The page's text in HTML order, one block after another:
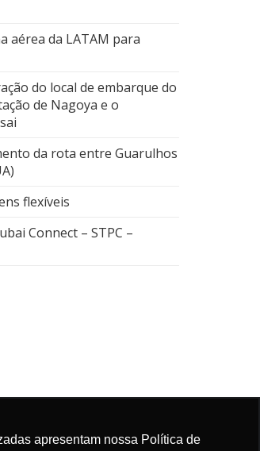
apresentam nossa Política de
aérea da LATAM para
do local de embarque do
de Nagoya e o
da rota entre Guarulhos
flexíveis
Connect – STPC –